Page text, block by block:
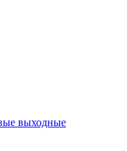
выходные